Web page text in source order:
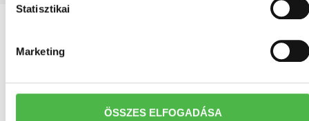
Statisztikai
Marketing
ÖSSZES ELFOGADÁSA
Data security